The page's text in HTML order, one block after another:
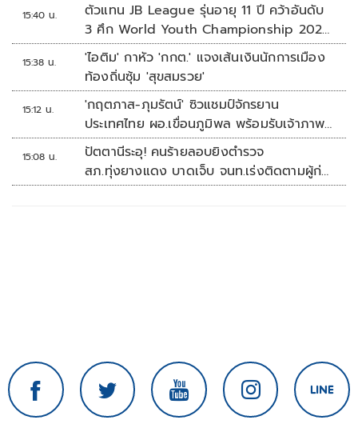
15:40 น.
ตัวแทน JB League รุ่นอายุ 11 ปี คว้าอันดับ
3 ศึก World Youth Championship 2026
ที่สิงคโปร์
15:38 น.
'ไอติม' กาหัว 'กกต.' แจงเส้นเงินนักการเมือง
ท้องถิ่นซุ้ม 'สุขสมรวย'
15:12 น.
'กฤตภาส-ภุมรัตน์' ซิวแชมป์จักรยาน
ประเทศไทย ผอ.เขื่อนภูมิพล พร้อมรับเจ้าภาพ
ต่อ ปี 2570
15:08 น.
ปัตตานีระอุ! คนร้ายลอบยิงตำรวจ
สภ.ทุ่งยางแดง บาดเจ็บ จนท.เร่งติดตามผู้ก่อ
เหตุ